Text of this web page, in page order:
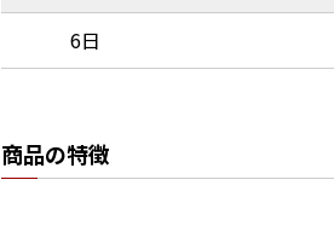
6日
商品の特徴